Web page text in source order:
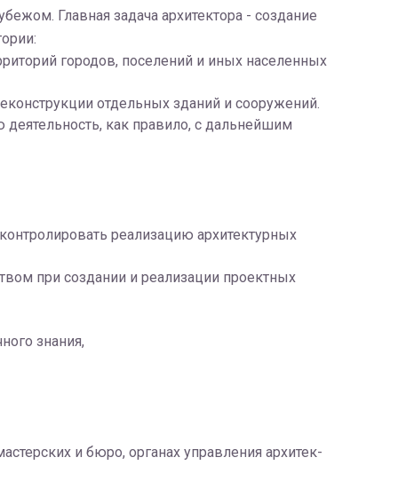
Главная задача архитектора - создание
городов, поселений и иных населенных
отдельных зданий и сооружений.
как правило, с дальнейшим
реализацию архитектурных
при создании и реализации проектных
знания,
и бюро, ор­га­нах управ­ле­ния ар­хи­тек­